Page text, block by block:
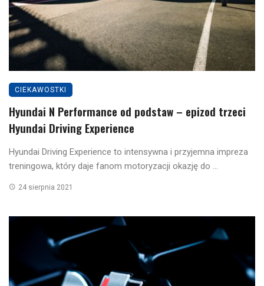
CIEKAWOSTKI
Hyundai N Performance od podstaw – epizod trzeci
Hyundai Driving Experience
Hyundai Driving Experience to intensywna i przyjemna impreza
treningowa, który daje fanom motoryzacji okazję do ...
24 sierpnia 2021